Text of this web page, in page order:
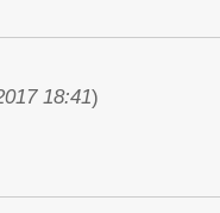
18:41)